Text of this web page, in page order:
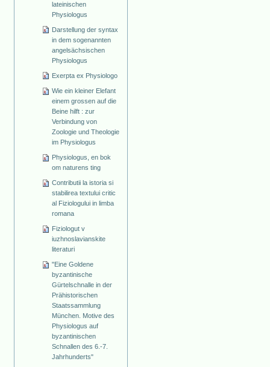
lateinischen
Physiologus
Darstellung der syntax
in dem sogenannten
angelsächsischen
Physiologus
Exerpta ex Physiologo
Wie ein kleiner Elefant
einem grossen auf die
Beine hilft : zur
Verbindung von
Zoologie und Theologie
im Physiologus
Physiologus, en bok
om naturens ting
Contributii la istoria si
stabilirea textului critic
al Fiziologului in limba
romana
Fiziologut v
iuzhnoslavianskite
literaturi
"Eine Goldene
byzantinische
Gürtelschnalle in der
Prähistorischen
Staatssammlung
München. Motive des
Physiologus auf
byzantinischen
Schnallen des 6.-7.
Jahrhunderts"